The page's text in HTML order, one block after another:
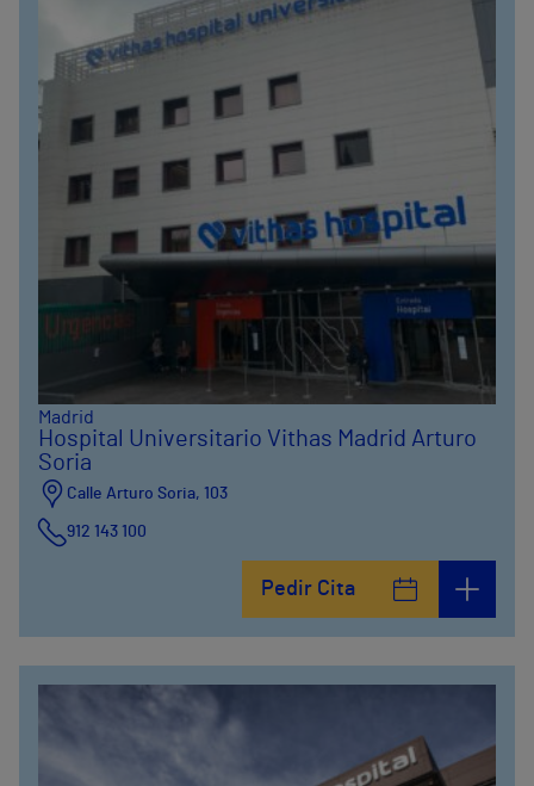
Madrid
Hospital Universitario Vithas Madrid Arturo
Soria
Calle Arturo Soria, 103
912 143 100
912 143 100
Pedir Cita